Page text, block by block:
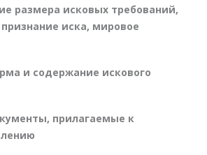
размера исковых требований,
иска, мировое
и содержание искового
прилагаемые к